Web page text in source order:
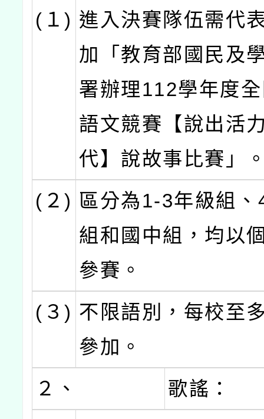
(１) 進入決賽隊伍需代
加「教育部國民及
署辦理112學年度
語文競賽【說出活
代】說故事比賽」
(２) 區分為1-3年級組
組和國中組，均以
參賽。
(３) 不限語別，每校至
參加。
２、
歌謠：